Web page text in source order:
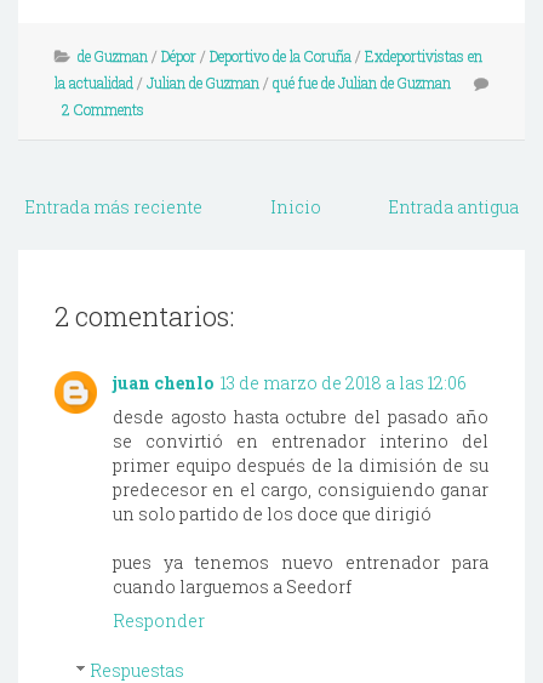
de Guzman / Dépor/ Deportivo de la Coruña / Exdeportivistas en
la actualidad / Julian de Guzman / qué fue de Julian de Guzman
2 Comments
Entrada más reciente Entrada antigua
Inicio
2 comentarios:
juan chenlo 13 de marzo de 2018 a las 12:06
desde agosto hasta octubre del pasado año
se convirtió en entrenador interino del
primer equipo después de la dimisión de su
predecesor en el cargo, consiguiendo ganar
un solo partido de los doce que dirigió
pues ya tenemos nuevo entrenador para
cuando larguemos a Seedorf
Responder
Respuestas